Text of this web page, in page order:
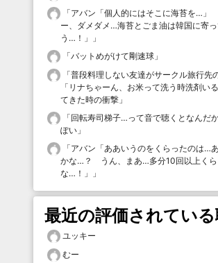
「アバン「個人的にはそこに海苔を…」
ー、ダメダメ…海苔とごま油は韓国に寄っ
う…！」
」
「バットめがけて剛速球 」
「普段料理しない友達がサークル旅行先
「リナちゃーん、お米って洗う時洗剤い
てきた時の衝撃 」
「回転寿司梯子…って音で聴くとなんだ
ぽい 」
「アバン「ああいうのをくらったのは…
かな…？ うん、まあ…多分10回以上くら
な…！」
」
最近の評価されてい
ユッキー
むー